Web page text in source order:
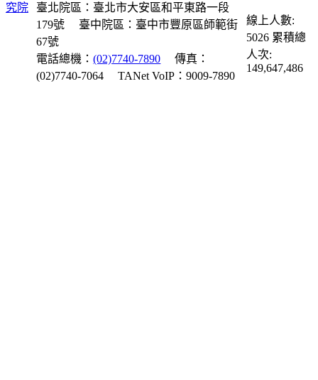
臺北院區：臺北市大安區和平東路一段
179號
臺中院區：臺中市豐原區師範街
67號
電話總機：(02)7740-7890
傳真：
(02)7740-7064
TANet VoIP：9009-7890
線上人數:
5026 累積總
人次:
149,647,486